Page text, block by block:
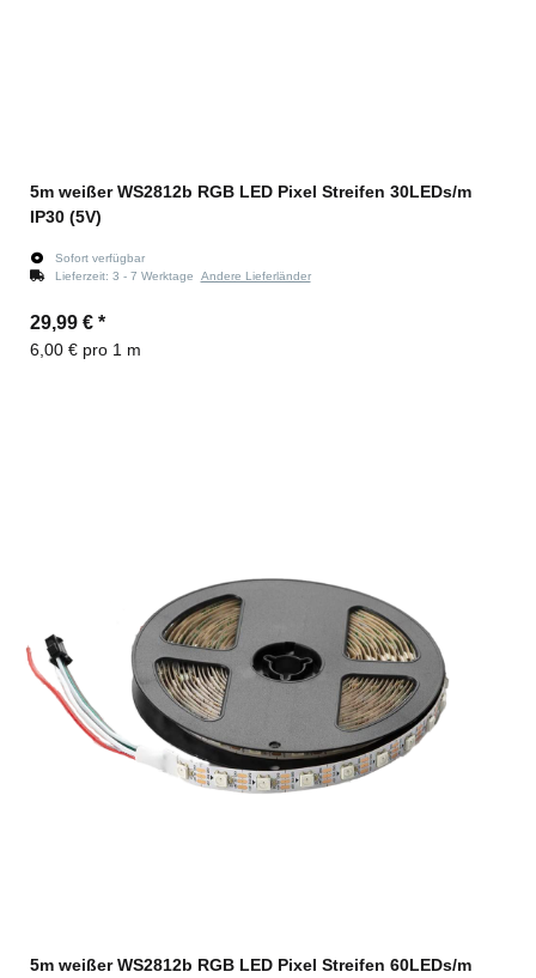
5m weißer WS2812b RGB LED Pixel Streifen 30LEDs/m
IP30 (5V)
Sofort verfügbar
Lieferzeit: 3 - 7 Werktage Andere Lieferländer
29,99 € *
6,00 € pro 1 m
5m weißer WS2812b RGB LED Pixel Streifen 60LEDs/m